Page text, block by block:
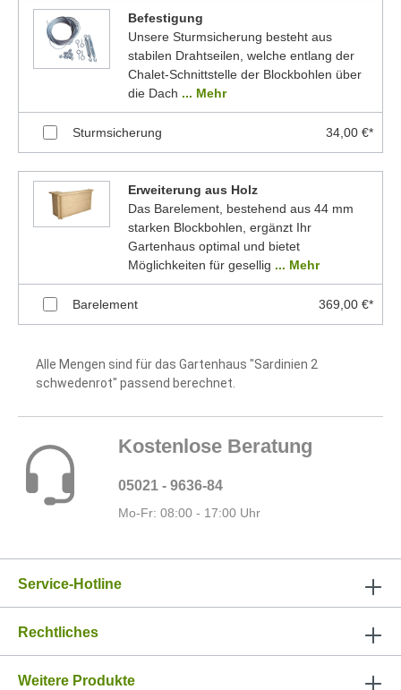
Befestigung
Unsere Sturmsicherung besteht aus
stabilen Drahtseilen, welche entlang der
Chalet-Schnittstelle der Blockbohlen über
die Dach ... Mehr
Sturmsicherung 34,00 €*
Erweiterung aus Holz
Das Barelement, bestehend aus 44 mm
starken Blockbohlen, ergänzt Ihr
Gartenhaus optimal und bietet
Möglichkeiten für gesellig ... Mehr
Barelement 369,00 €*
Alle Mengen sind für das Gartenhaus "Sardinien 2
schwedenrot" passend berechnet.
Kostenlose Beratung
05021 - 9636-84
Mo-Fr: 08:00 - 17:00 Uhr
Service-Hotline
Rechtliches
Weitere Produkte